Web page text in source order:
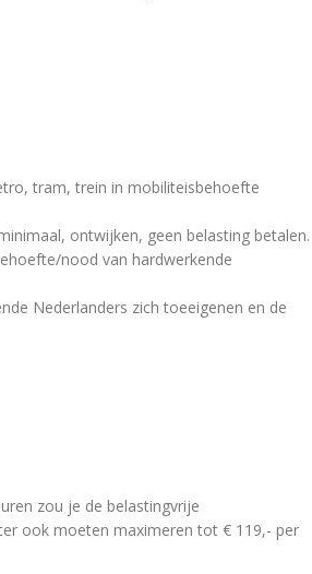
tram, trein in mobiliteisbehoefte
ontwijken, geen belasting betalen.
nood van hardwerkende
Nederlanders zich toeeigenen en de
zou je de belastingvrije
ook moeten maximeren tot € 119,- per